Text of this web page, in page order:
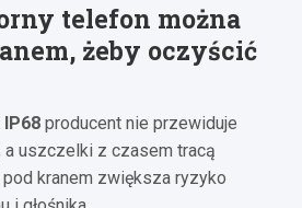
telefon można
żeby oczyścić
IP68 producent nie przewiduje
a uszczelki z czasem tracą
pod kranem zwiększa ryzyko